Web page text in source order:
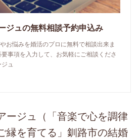
ジュの無料相談予約申込み
お悩みを婚活のプロに無料で相談出来ま
事項を入力して、お気軽にご相談くださ
ュ
ージュ（「音楽で心を調律
縁を育てる」釧路市の結婚